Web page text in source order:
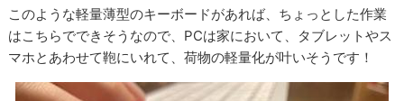
このような軽量薄型のキーボードがあれば、ちょっとした作業
はこちらでできそうなので、PCは家において、タブレットやス
マホとあわせて鞄にいれて、荷物の軽量化が叶いそうです！